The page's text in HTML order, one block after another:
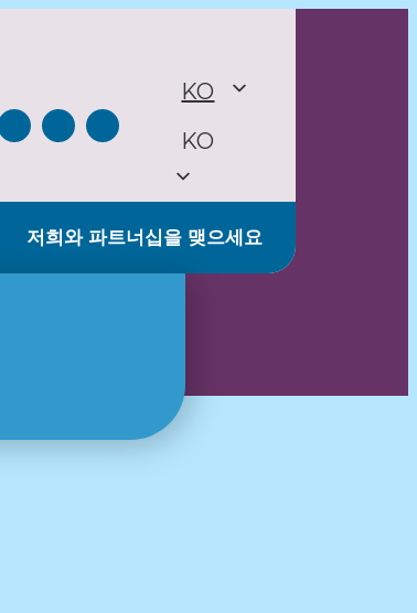
KO
KO
저희와 파트너십을 맺으세요